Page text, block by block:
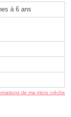
à 6 ans
de ma micro crèche